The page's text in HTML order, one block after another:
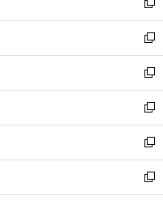
で
開
く
ド
ウ
で
開
く
ィ
ン
ド
ウ
で
開
く
い
ウ
ィ
ン
ド
ウ
で
開
く
新
し
い
ウ
ィ
ン
ド
ウ
で
開
く
新
し
い
ウ
ィ
ン
ド
ウ
で
開
新
し
い
ウ
ィ
ン
ド
ウ
新
し
い
ウ
ィ
ン
新
し
い
ウ
新
し